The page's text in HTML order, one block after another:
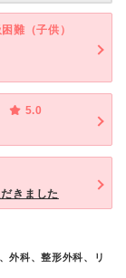
難（子供）
5.0
きました
外科、整形外科、リ